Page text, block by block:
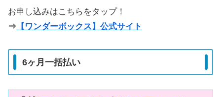
お申し込みはこちらをタップ！
⇒ 【ワンダーボックス】公式サイト
6ヶ月一括払い